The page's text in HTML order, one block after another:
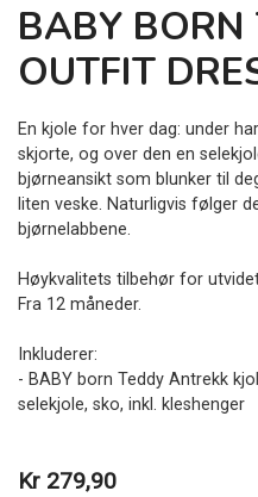
BABY BORN
OUTFIT
En kjole for hver dag: under
skjorte, og over den en
bjørneansikt som blunker til
liten veske. Naturligvis følger
bjørnelabbene.
Høykvalitets tilbehør for
Fra 12 måneder.
Inkluderer:
- BABY born Teddy Antrekk
selekjole, sko, inkl. kleshenger
Kr 279,90